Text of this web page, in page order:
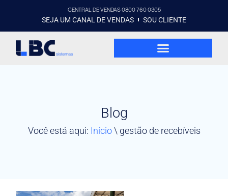
CENTRAL DE VENDAS 0800 760 0305
SEJA UM CANAL DE VENDAS SOU CLIENTE
Blog
Você está aqui: Início\ gestão de recebíveis